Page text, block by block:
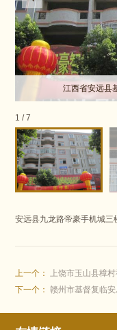
江西省安远县
1 /7
安远县九龙路帝豪手机城三
上一个：
上饶市玉山县樟
下一个： 赣州市基督复临